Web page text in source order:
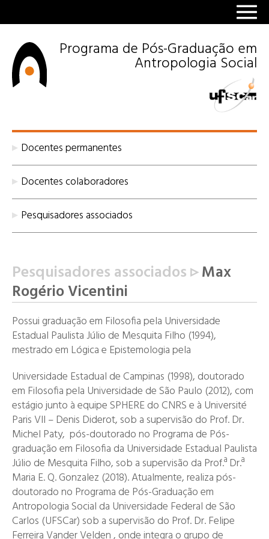
Programa de Pós-Graduação em
Antropologia Social
Pesquisadores associados ▹Max
Rogério Vicentini
Possui graduação em Filosofia pela Universidade
Estadual Paulista Júlio de Mesquita Filho (1994),
mestrado em Lógica e Epistemologia pela
Universidade Estadual de Campinas (1998), doutorado
em Filosofia pela Universidade de São Paulo (2012), com
estágio junto à equipe SPHERE do CNRS e à Université
Paris VII – Denis Diderot, sob a supervisão do Prof. Dr.
Michel Paty, pós-doutorado no Programa de Pós-
graduação em Filosofia da Universidade Estadual Paulista
Júlio de Mesquita Filho, sob a supervisão da Prof.ª Dr.ª
Maria E. Q. Gonzalez (2018). Atualmente, realiza pós-
doutorado no Programa de Pós-Graduação em
Antropologia Social da Universidade Federal de São
Carlos (UFSCar) sob a supervisão do Prof. Dr. Felipe
Ferreira Vander Velden , onde integra o grupo de
Docentes permanentes
Docentes colaboradores
Pesquisadores associados